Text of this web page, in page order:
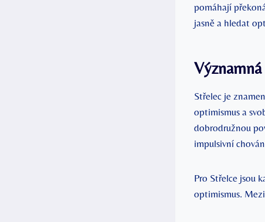
pomáhají
jasně a hledat
Střelec je
optimismus a
dobrodružnou
impulsivní
Pro Střelce jsou
optimismus.